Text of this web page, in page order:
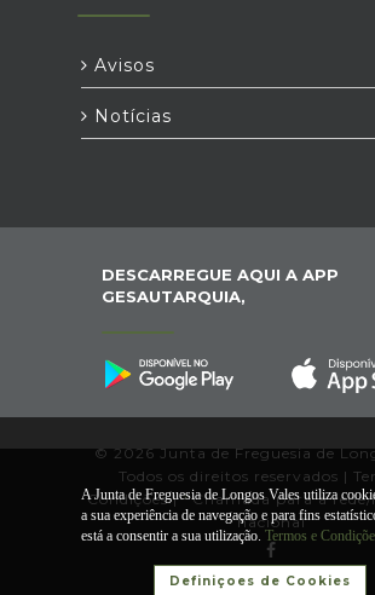
Avisos
Notícias
DESCARREGUE AQUI A APP
GESAUTARQUIA,
© 2026 Junta de Freguesia de
Todos os direitos reservados |
Condições|*Chamada para a
nacional
A Junta de Freguesia de Longos Vales utiliza
a sua experiência de navegação e para fins
está a consentir a sua utilização. Termos e
Definiçoes de Cookies